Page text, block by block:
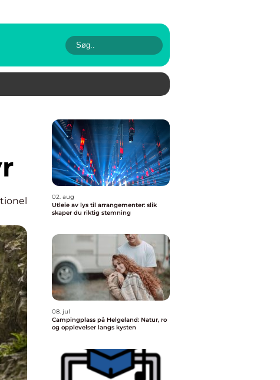
02. aug
Utleie av lys til arrangementer: slik
skaper du riktig stemning
08. jul
Campingplass på Helgeland: Natur, ro
og opplevelser langs kysten